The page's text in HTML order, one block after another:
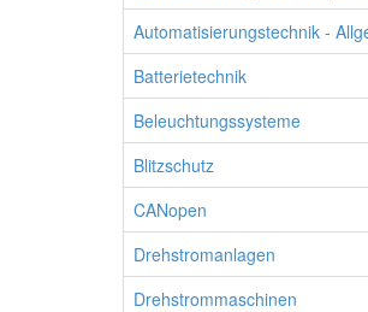
Automatisierungstechnik -
Batterietechnik
Beleuchtungssysteme
Blitzschutz
CANopen
Drehstromanlagen
Drehstrommaschinen